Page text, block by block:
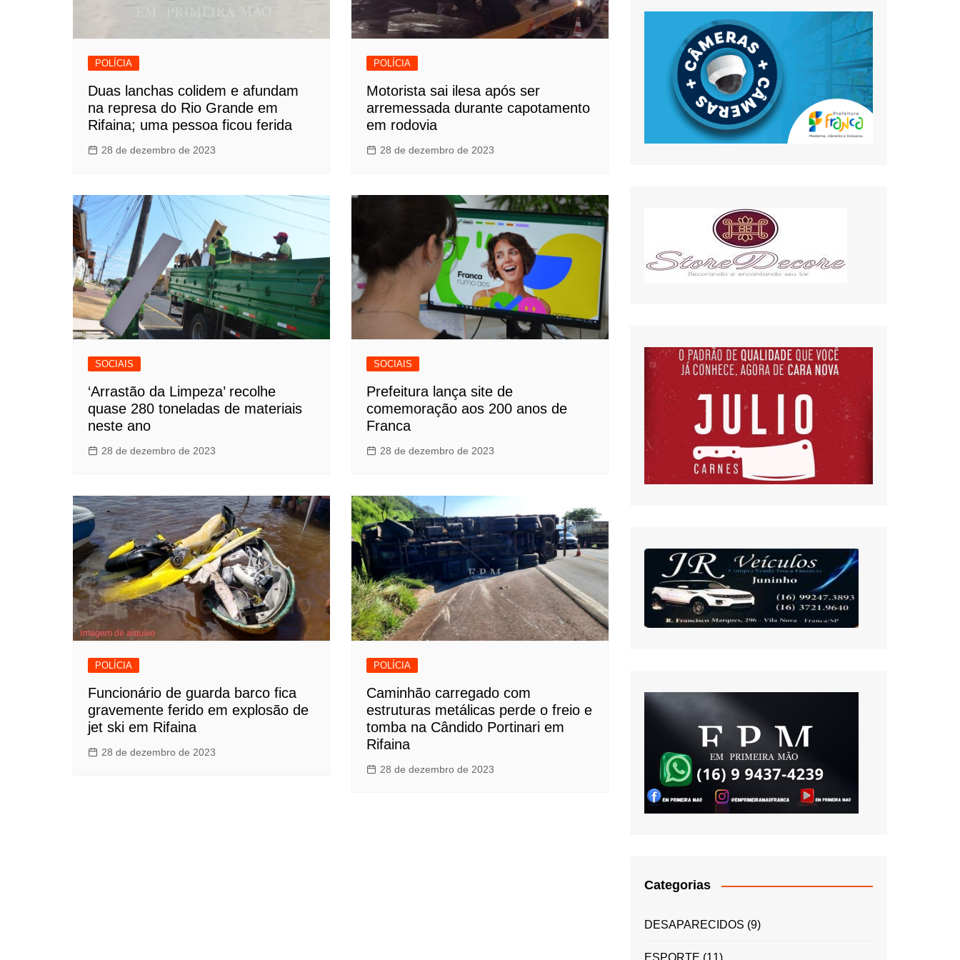
POLÍCIA
Duas lanchas colidem e afundam
na represa do Rio Grande em
Rifaina; uma pessoa ficou ferida
28 de dezembro de 2023
POLÍCIA
Motorista sai ilesa após ser
arremessada durante capotamento
em rodovia
28 de dezembro de 2023
SOCIAIS
‘Arrastão da Limpeza’ recolhe
quase 280 toneladas de materiais
neste ano
28 de dezembro de 2023
SOCIAIS
Prefeitura lança site de
comemoração aos 200 anos de
Franca
28 de dezembro de 2023
POLÍCIA
Funcionário de guarda barco fica
gravemente ferido em explosão de
jet ski em Rifaina
28 de dezembro de 2023
POLÍCIA
Caminhão carregado com
estruturas metálicas perde o freio e
tomba na Cândido Portinari em
Rifaina
28 de dezembro de 2023
Categorias
DESAPARECIDOS (9)